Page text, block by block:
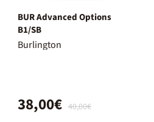
BUR Advanced Options
B1/SB
Burlington
40,00€
38,00€